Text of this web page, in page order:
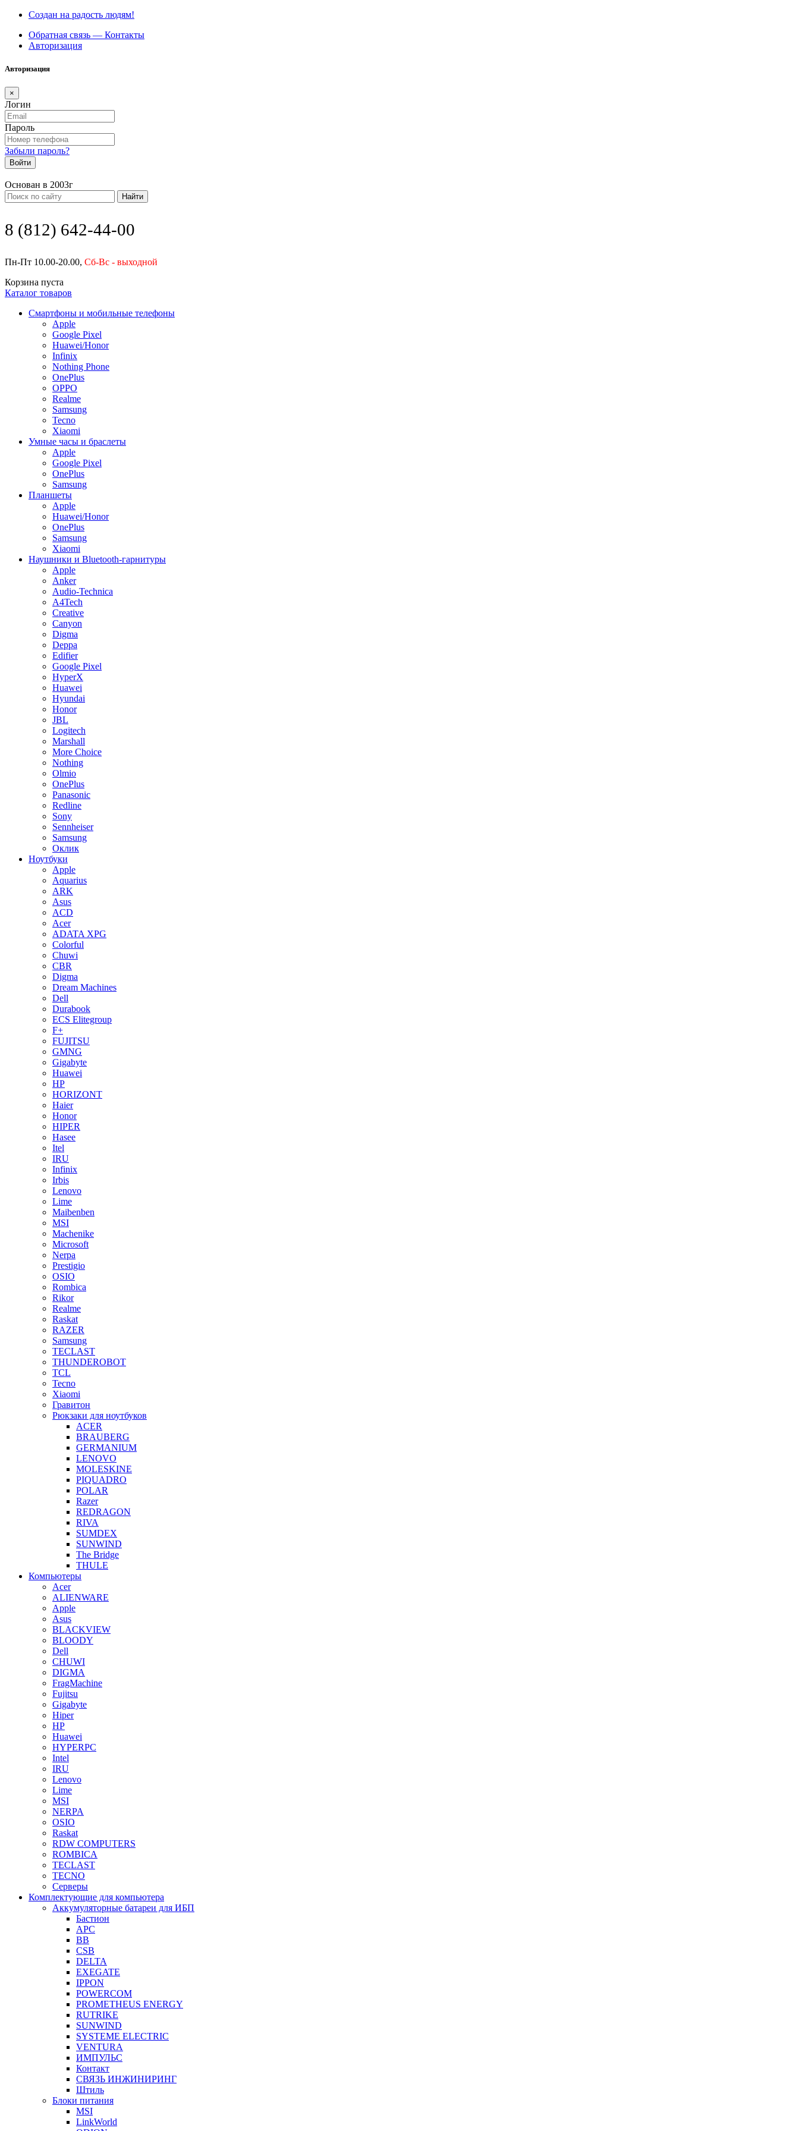
Создан на радость людям!
Обратная связь — Контакты
Авторизация
Авторизация
×
Логин
Пароль
Забыли пароль?
Войти
Основан в 2003г
Найти
8 (812) 642-44-00
Пн-Пт 10.00-20.00, Сб-Вс - выходной
Корзина пуста
Каталог товаров
Смартфоны и мобильные телефоны
Apple
Google Pixel
Huawei/Honor
Infinix
Nothing Phone
OnePlus
OPPO
Realme
Samsung
Tecno
Xiaomi
Умные часы и браслеты
Apple
Google Pixel
OnePlus
Samsung
Планшеты
Apple
Huawei/Honor
OnePlus
Samsung
Xiaomi
Наушники и Bluetooth-гарнитуры
Apple
Anker
Audio-Technica
A4Tech
Creative
Canyon
Digma
Deppa
Edifier
Google Pixel
HyperX
Huawei
Hyundai
Honor
JBL
Logitech
Marshall
More Choice
Nothing
Olmio
OnePlus
Panasonic
Redline
Sony
Sennheiser
Samsung
Оклик
Ноутбуки
Apple
Aquarius
ARK
Asus
ACD
Acer
ADATA XPG
Colorful
Chuwi
CBR
Digma
Dream Machines
Dell
Durabook
ECS Elitegroup
F+
FUJITSU
GMNG
Gigabyte
Huawei
HP
HORIZONT
Haier
Honor
HIPER
Hasee
Itel
IRU
Infinix
Irbis
Lenovo
Lime
Maibenben
MSI
Machenike
Microsoft
Nerpa
Prestigio
OSIO
Rombica
Rikor
Realme
Raskat
RAZER
Samsung
TECLAST
THUNDEROBOT
TCL
Tecno
Xiaomi
Гравитон
Рюкзаки для ноутбуков
ACER
BRAUBERG
GERMANIUM
LENOVO
MOLESKINE
PIQUADRO
POLAR
Razer
REDRAGON
RIVA
SUMDEX
SUNWIND
The Bridge
THULE
Компьютеры
Acer
ALIENWARE
Apple
Asus
BLACKVIEW
BLOODY
Dell
CHUWI
DIGMA
FragMachine
Fujitsu
Gigabyte
Hiper
HP
Huawei
HYPERPC
Intel
IRU
Lenovo
Lime
MSI
NERPA
OSIO
Raskat
RDW COMPUTERS
ROMBICA
TECLAST
TECNO
Серверы
Комплектующие для компьютера
Аккумуляторные батареи для ИБП
Бастион
APC
BB
CSB
DELTA
EXEGATE
IPPON
POWERCOM
PROMETHEUS ENERGY
RUTRIKE
SUNWIND
SYSTEME ELECTRIC
VENTURA
ИМПУЛЬС
Контакт
СВЯЗЬ ИНЖИНИРИНГ
Штиль
Блоки питания
MSI
LinkWorld